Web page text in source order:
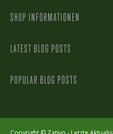
SHOP INFORMATIONEN
LATEST BLOG POSTS
POPULAR BLOG POSTS